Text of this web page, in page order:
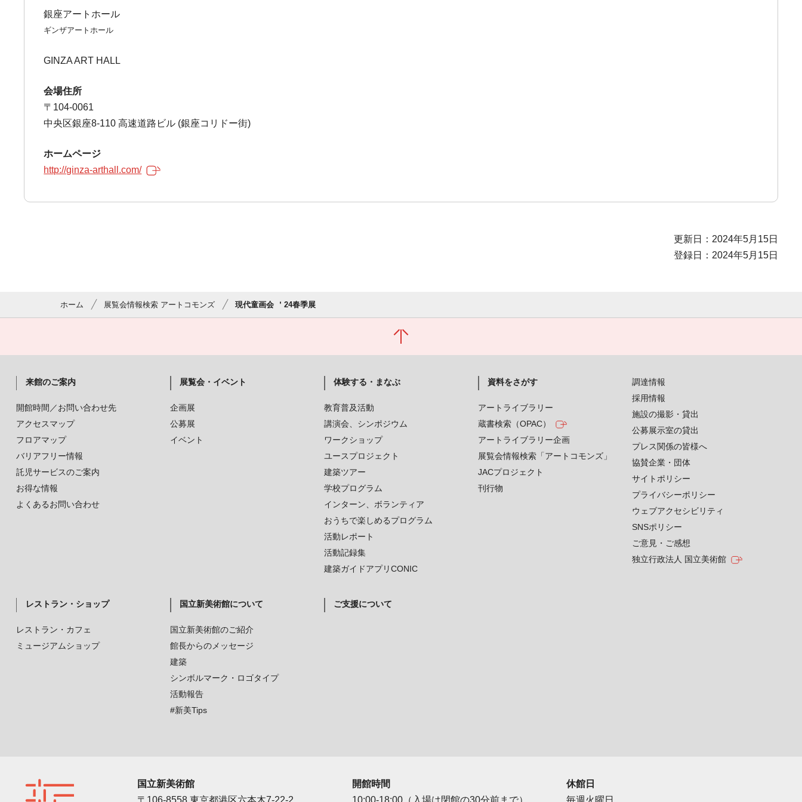
銀座アートホール
ギンザアートホール
GINZA ART HALL
会場住所
〒104-0061
中央区銀座8-110 高速道路ビル (銀座コリドー街)
ホームページ
http://ginza-arthall.com/
更新日：2024年5月15日
登録日：2024年5月15日
ホーム 展覧会情報検索 アートコモンズ 現代童画会 ＇24春季展
来館のご案内
開館時間／お問い合わせ先
アクセスマップ
フロアマップ
バリアフリー情報
託児サービスのご案内
お得な情報
よくあるお問い合わせ
展覧会・イベント
企画展
公募展
イベント
体験する・まなぶ
教育普及活動
講演会、シンポジウム
ワークショップ
ユースプロジェクト
建築ツアー
学校プログラム
インターン、ボランティア
おうちで楽しめるプログラム
活動レポート
活動記録集
建築ガイドアプリCONIC
資料をさがす
アートライブラリー
蔵書検索（OPAC）
アートライブラリー企画
展覧会情報検索「アートコモンズ」
JACプロジェクト
刊行物
レストラン・ショップ
レストラン・カフェ
ミュージアムショップ
国立新美術館について
国立新美術館のご紹介
館長からのメッセージ
建築
シンボルマーク・ロゴタイプ
活動報告
#新美Tips
ご支援について
調達情報
採用情報
施設の撮影・貸出
公募展示室の貸出
プレス関係の皆様へ
協賛企業・団体
サイトポリシー
プライバシーポリシー
ウェブアクセシビリティ
SNSポリシー
ご意見・ご感想
独立行政法人 国立美術館
国立新美術館
〒106-8558 東京都港区六本木7-22-2
開館時間
10:00-18:00（入場は閉館の30分前まで）
休館日
毎週火曜日